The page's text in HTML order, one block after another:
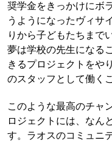
奨学金をきっかけにボ
うようになったヴィサ
りから子どもたちまで
夢は学校の先生になる
きるプロジェクトをや
のスタッフとして働く
このような最高のチャ
ロジェクトには、なん
す。ラオスのコミュニ